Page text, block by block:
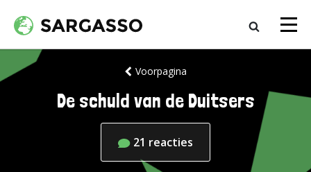
Voorpagina
De schuld van de Duitsers
21 reacties